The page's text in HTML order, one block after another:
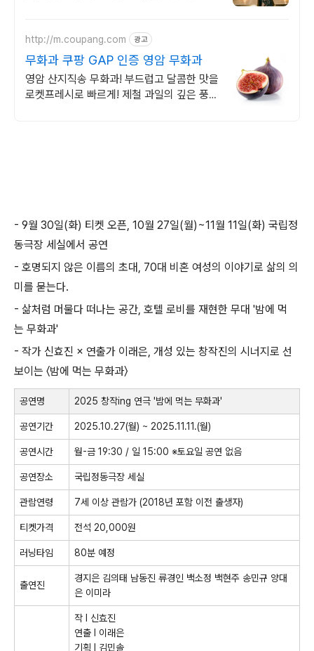
http://m.coupang.com 광고
무화과 쿠팡 GAP 인증 영암 무화과
영암 산지직송 무화과! 부드럽고 달콤한 맛을
로켓프레시로 빠르게! 제철 과일의 깊은 풍
- 9월 30일(화) 티켓 오픈, 10월 27일(월)~11월 11일(화) 국립정
동극장 세실에서 공연
- 호명되지 않은 이름의 초대, 70대 비혼 여성의 이야기로 삶의 의
미를 묻는다.
- 삶처럼 머물다 떠나는 공간, 호텔 로비를 재현한 무대 '밤에 먹
는 무화과'
- 작가 신효진 × 연출가 이래은, 개성 있는 창작진의 시너지로 선
보이는 〈밤에 먹는 무화과〉
공연명 2025 창작ing 연극 '밤에 먹는 무화과'
공연기간 2025.10.27(월) ~ 2025.11.11.(월)
공연시간 월-금 19:30 / 일 15:00 ※토요일 공연 없음
공연장소 국립정동극장 세실
관람연령 7세 이상 관람가 (2018년 포함 이전 출생자)
티켓가격 전석 20,000원
러닝타임 80분 예정
출연진
경지은 김의태 남동진 류경인 백소정 백현주 송민규 양대
은 이미라
작
신효진
연출
이래은
기획
김민솔